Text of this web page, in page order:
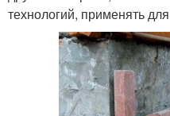
технологий, применять